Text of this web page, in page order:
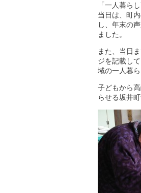
「一人暮ら
当日は、町
し、年末の
ました。
また、当日
ジを記載し
域の一人暮
子どもから
らせる坂井